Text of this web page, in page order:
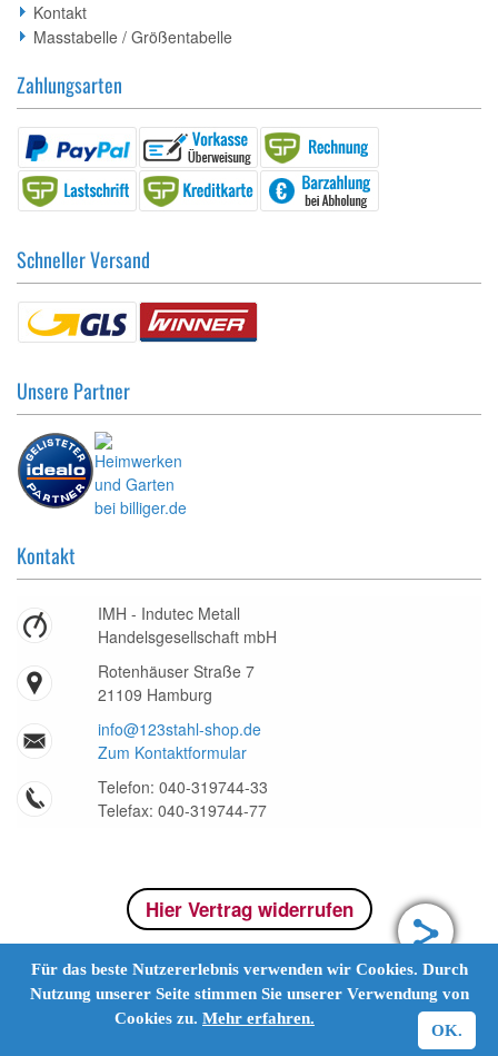
Für das beste Nutzererlebnis verwenden wir Cookies. Durch
Nutzung unserer Seite stimmen Sie unserer Verwendung von
Cookies zu. Mehr erfahren.
OK.
Kontakt
Masstabelle / Größentabelle
Zahlungsarten
Schneller Versand
Unsere Partner
Kontakt
IMH - Indutec Metall
Handelsgesellschaft mbH
Rotenhäuser Straße 7
21109 Hamburg
info@123stahl-shop.de
Zum Kontaktformular
Telefon: 040-319744-33
Telefax: 040-319744-77
Hier Vertrag widerrufen